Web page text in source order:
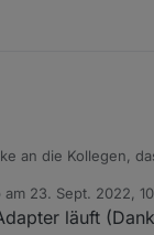
an die Kollegen,
am 23. Sept. 2022,
von
läuft